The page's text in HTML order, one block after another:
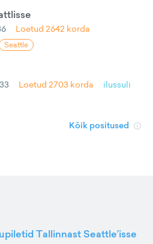
Loetud 2642 korda
Seattle
Loetud 2703 korda ilussuli
Kõik positused
Tallinnast Seattle’isse